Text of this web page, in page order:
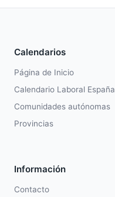
Calendarios
Página de Inicio
Calendario Laboral España
Comunidades autónomas
Provincias
Información
Contacto